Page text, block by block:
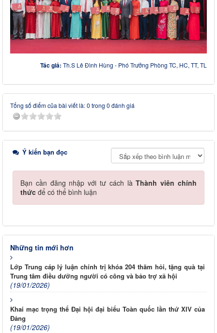
Tác giả: Th.S Lê Đình Hùng - Phó Trưởng Phòng TC, HC, TT, TL
Tổng số điểm của bài viết là: 0 trong 0 đánh giá
Ý kiến bạn đọc
Bạn cần đăng nhập với tư cách làThành viên chính
thức để có thể bình luận
Những tin mới hơn
Lớp Trung cáp lý luận chính trị khóa 204 thăm hỏi, tặng quà tại
Trung tâm điều dưỡng người có công và bảo trợ xã hội
(19/01/2026)
Khai mạc trọng thể Đại hội đại biểu Toàn quốc lần thứ XIV của
Đảng
(19/01/2026)